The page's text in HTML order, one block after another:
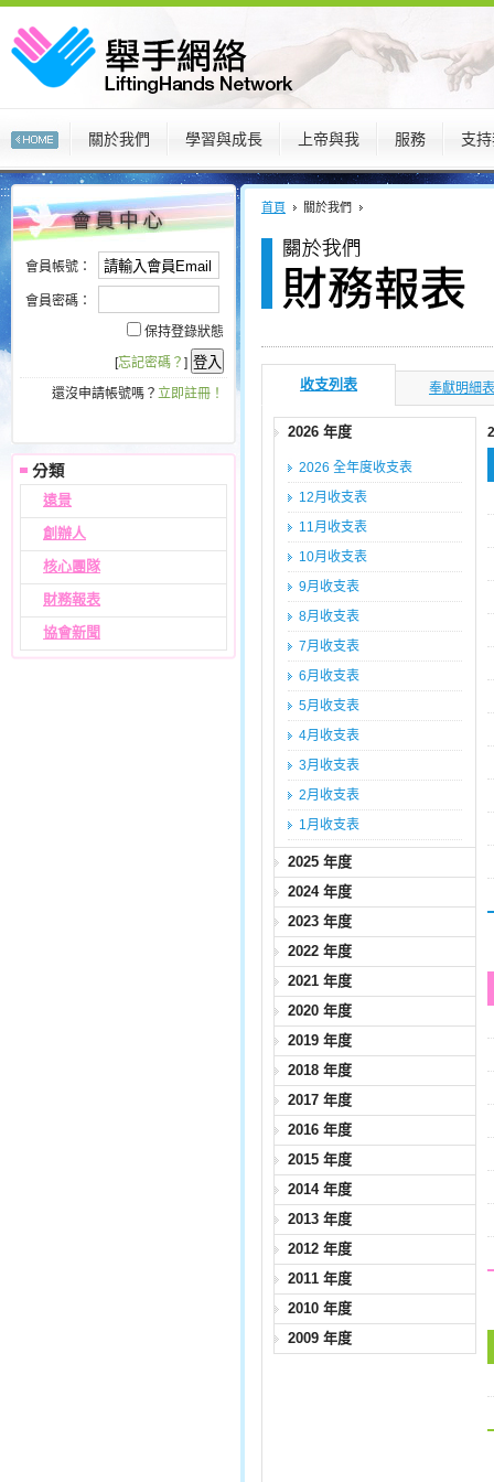
關於我們 學習與成長 上帝與我 服務 支
:::
會員帳號：
會員密碼：
保持登錄狀態
[忘記密碼？ ]
還沒申請帳號嗎？ 立即註冊！
遠景
創辦人
核心團隊
財務報表
協會新聞
:::
首頁 關於我們
收支列表 奉獻明細表
2026 年度
2026 全年度收支表
12月收支表
11月收支表
10月收支表
9月收支表
8月收支表
7月收支表
6月收支表
5月收支表
4月收支表
3月收支表
2月收支表
1月收支表
2025 年度
2024 年度
2023 年度
2022 年度
2021 年度
2020 年度
2019 年度
2018 年度
2017 年度
2016 年度
2015 年度
2014 年度
2013 年度
2012 年度
2011 年度
2010 年度
2009 年度